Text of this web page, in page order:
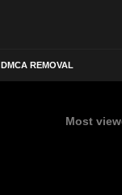
DMCA REMOVAL
Most